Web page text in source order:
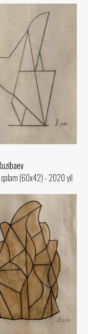
qalam (60x42) - 2020 yil